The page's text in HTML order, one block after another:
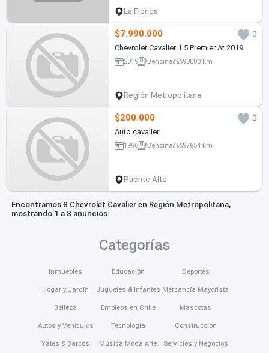
La Florida
$7.990.000
0
Chevrolet Cavalier 1.5 Premier At 2019
2019 Bencina 90000 km
Región Metropolitana
$200.000
3
Auto cavalier
1996 Bencina 97654 km
Puente Alto
Encontramos 8 Chevrolet Cavalier en Región Metropolitana,
mostrando 1 a 8 anuncios
Categorías
Inmuebles
Hogar y Jardín
Belleza
Autos y Vehículos
Yates & Barcos
Educación
Juguetes & Infantes
Empleos en Chile
Tecnología
Música Moda Arte
Deportes
Mercancía Mayorista
Mascotas
Construcción
Servicios y Negocios